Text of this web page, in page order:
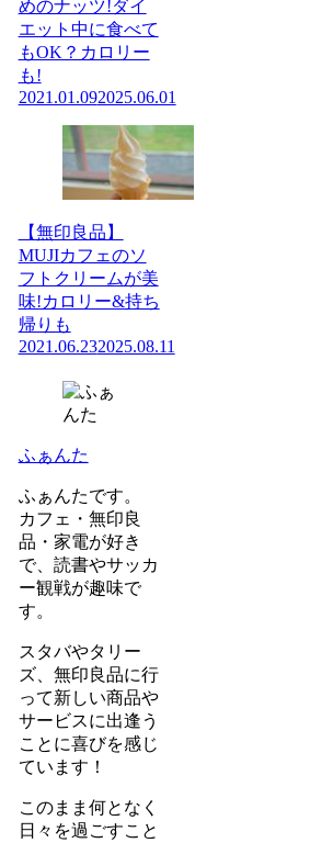
めのナッツ!ダイ
エット中に食べて
もOK？カロリー
も!
2021.01.092025.06.01
【無印良品】
MUJIカフェのソ
フトクリームが美
味!カロリー&持ち
帰りも
2021.06.232025.08.11
ふぁんた
ふぁんたです。
カフェ・無印良
品・家電が好き
で、読書やサッカ
ー観戦が趣味で
す。
スタバやタリー
ズ、無印良品に行
って新しい商品や
サービスに出逢う
ことに喜びを感じ
ています！
このまま何となく
日々を過ごすこと